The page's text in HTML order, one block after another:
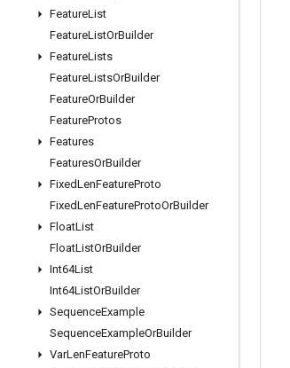
FeatureList
FeatureListOrBuilder
FeatureLists
FeatureListsOrBuilder
FeatureOrBuilder
FeatureProtos
Features
FeaturesOrBuilder
FixedLenFeatureProto
FixedLenFeatureProtoOrBuilder
FloatList
FloatListOrBuilder
Int64List
Int64ListOrBuilder
SequenceExample
SequenceExampleOrBuilder
VarLenFeatureProto